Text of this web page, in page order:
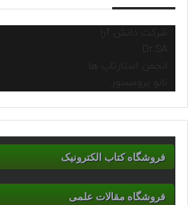
شرکت دانش آرا
انجمن استارتاپ ها
نانو پروسسور
فروشگاه کتاب الکترونیک
فروشگاه مقالات علمی